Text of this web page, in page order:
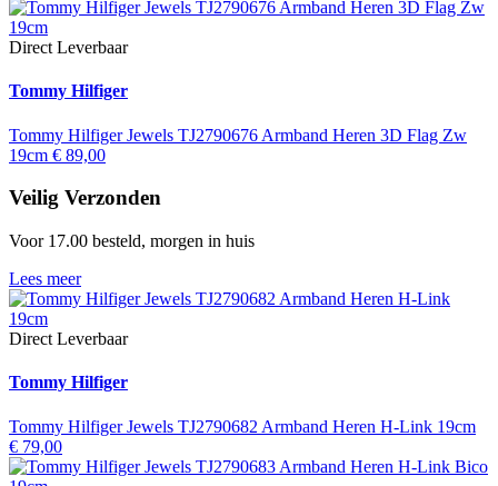
Direct Leverbaar
Tommy Hilfiger
Tommy Hilfiger Jewels TJ2790676 Armband Heren 3D Flag Zw
19cm € 89,00
Veilig Verzonden
Voor 17.00 besteld, morgen in huis
Lees meer
Direct Leverbaar
Tommy Hilfiger
Tommy Hilfiger Jewels TJ2790682 Armband Heren H-Link 19cm
€ 79,00